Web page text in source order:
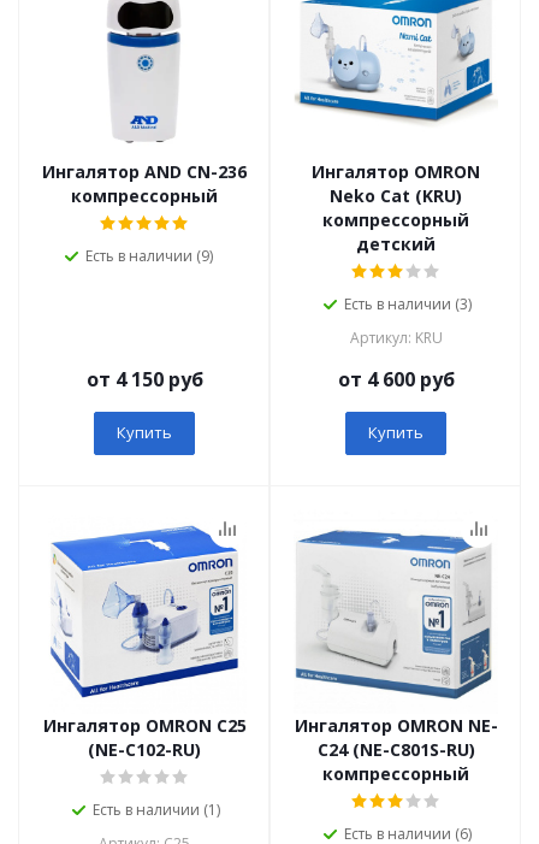
Ингалятор AND СN-236
компрессорный
Есть в наличии (9)
от 4 150 руб
Купить
Ингалятор OMRON
Neko Сat (KRU)
компрессорный
детский
Есть в наличии (3)
Артикул: KRU
от 4 600 руб
Купить
Ингалятор OMRON C25
(NE-C102-RU)
Есть в наличии (1)
Ингалятор OMRON NE-
C24 (NE-C801S-RU)
компрессорный
Есть в наличии (6)